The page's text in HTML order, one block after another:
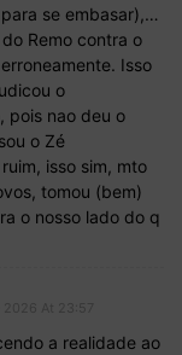
se embasar),…
Remo contra o
Isso
o
pois nao deu o
o Zé
isso sim, mto
tomou (bem)
o nosso lado do q
a realidade ao